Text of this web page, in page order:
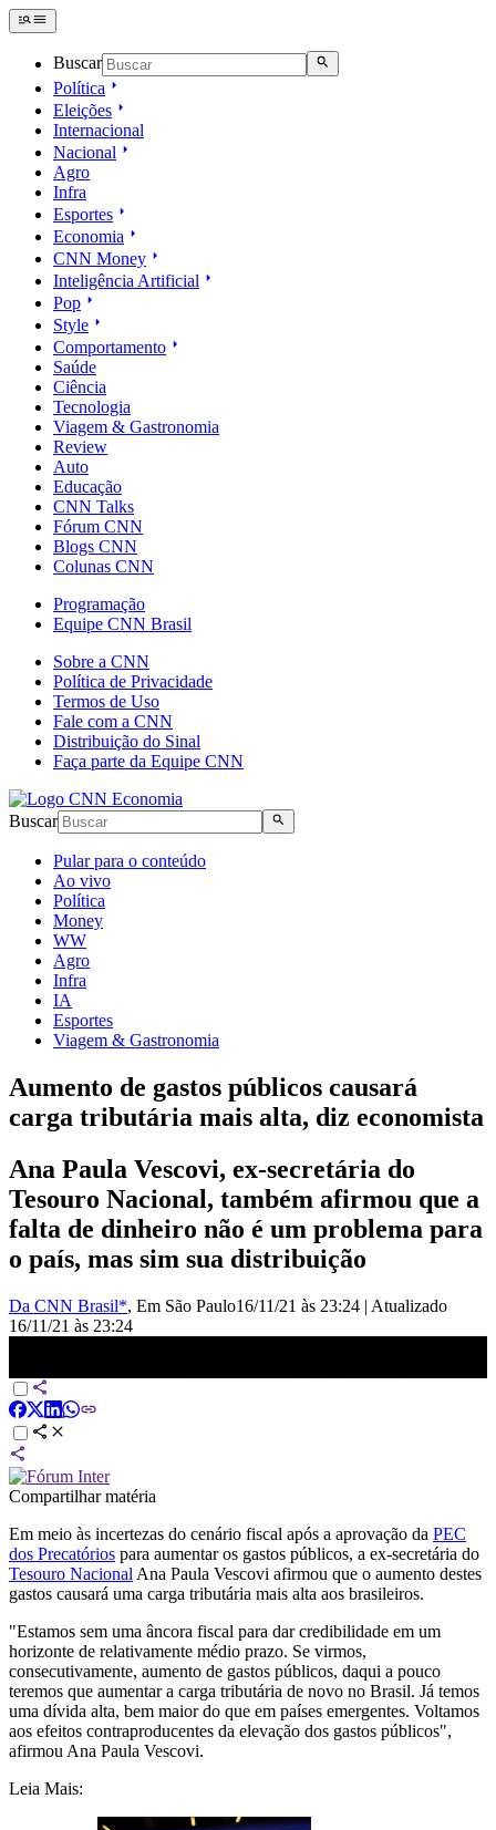
Buscar
Política
Eleições
Internacional
Nacional
Agro
Infra
Esportes
Economia
CNN Money
Inteligência Artificial
Pop
Style
Comportamento
Saúde
Ciência
Tecnologia
Viagem & Gastronomia
Review
Auto
Educação
CNN Talks
Fórum CNN
Blogs CNN
Colunas CNN
Programação
Equipe CNN Brasil
Sobre a CNN
Política de Privacidade
Termos de Uso
Fale com a CNN
Distribuição do Sinal
Faça parte da Equipe CNN
Buscar
Pular para o conteúdo
Ao vivo
Política
Money
WW
Agro
Infra
IA
Esportes
Viagem & Gastronomia
Aumento de gastos públicos causará
carga tributária mais alta, diz economista
Ana Paula Vescovi, ex-secretária do
Tesouro Nacional, também afirmou que a
falta de dinheiro não é um problema para
o país, mas sim sua distribuição
Da CNN Brasil*, Em São Paulo16/11/21 às 23:24 | Atualizado
16/11/21 às 23:24
Compartilhar matéria
Em meio às incertezas do cenário fiscal após a aprovação da PEC
dos Precatórios para aumentar os gastos públicos, a ex-secretária do
Tesouro Nacional Ana Paula Vescovi afirmou que o aumento destes
gastos causará uma carga tributária mais alta aos brasileiros.
"Estamos sem uma âncora fiscal para dar credibilidade em um
horizonte de relativamente médio prazo. Se virmos,
consecutivamente, aumento de gastos públicos, daqui a pouco
teremos que aumentar a carga tributária de novo no Brasil. Já temos
uma dívida alta, bem maior do que em países emergentes. Voltamos
aos efeitos contraproducentes da elevação dos gastos públicos",
afirmou Ana Paula Vescovi.
Leia Mais: